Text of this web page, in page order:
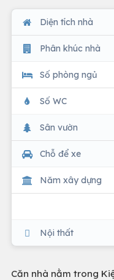
Diện tích nhà
Phân khúc nhà
Số phòng ngủ
Số WC
Sân vườn
Chỗ để xe
Năm xây dựng
Nội thất
Căn nhà nằm trong